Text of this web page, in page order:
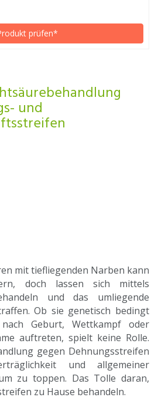
prüfen*
und
mit tiefliegenden Narben kann
doch lassen sich mittels
und das umliegende
Ob sie genetisch bedingt
Geburt, Wettkampf oder
auftreten, spielt keine Rolle.
gegen Dehnungsstreifen
und allgemeiner
zu toppen. Das Tolle daran,
zu Hause behandeln.